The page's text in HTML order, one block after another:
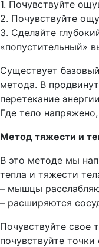
1. Почувствуйте
2. Почувствуйте
3. Сделайте
«попустительный»
Существует
метода. В
перетекание
Где тело
Метод тяжести и
В это методе мы
тепла и тяжести
– мышцы
– расширяются
Почувствуйте свое
почувствуйте